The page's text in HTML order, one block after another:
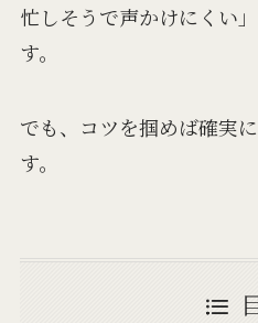
忙しそうで声かけにくい
す。
でも、コツを掴めば確実
す。